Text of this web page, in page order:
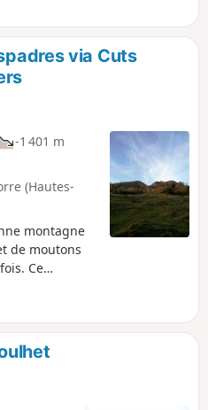
en
et avec des
envahis de
la
des
que la
n'effraiera
via Cuts
-1 401 m
(Hautes-
montagne
de moutons
Ce
Brioles et
massif de
d'un
qu'en
géologique
dolines.